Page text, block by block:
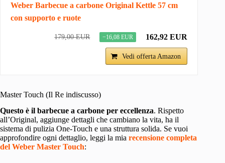
Weber Barbecue a carbone Original Kettle 57 cm
con supporto e ruote
179,00 EUR −16,08 EUR 162,92 EUR
Vedi offerta Amazon
Master Touch (Il Re indiscusso)
Questo è il barbecue a carbone per eccellenza. Rispetto
all’Original, aggiunge dettagli che cambiano la vita, ha il
sistema di pulizia One-Touch e una struttura solida. Se vuoi
approfondire ogni dettaglio, leggi la mia recensione completa
del Weber Master Touch: